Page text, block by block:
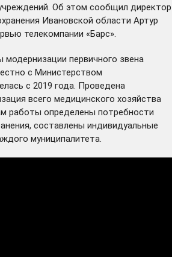
Об этом сообщил директор
Ивановской области Артур
телекомпании «Барс».
первичного звена
с Министерством
с 2019 года. Проведена
всего медицинского хозяйства
работы определены потребности
составлены индивидуальные
муниципалитета.